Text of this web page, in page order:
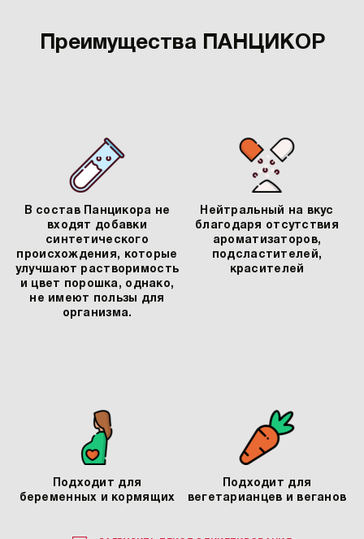
Преимущества ПАНЦИКОР
В состав Панцикора не
входят добавки
синтетического
происхождения, которые
улучшают растворимость
и цвет порошка, однако,
не имеют пользы для
организма.
Нейтральный на вкус
благодаря отсутствия
ароматизаторов,
подсластителей,
красителей
Подходит для
беременных и кормящих
Подходит для
вегетарианцев и веганов